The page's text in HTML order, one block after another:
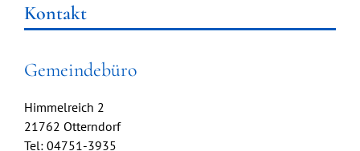
Kontakt
Gemeindebüro
Himmelreich 2
21762 Otterndorf
Tel: 04751-3935